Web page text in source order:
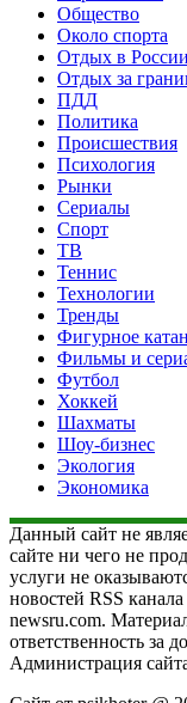
Общество
Около спорта
Отдых в России
Отдых за
ПДД
Политика
Происшествия
Психология
Рынки
Сериалы
Спорт
ТВ
Теннис
Технологии
Тренды
Фигурное
Фильмы и
Футбол
Хоккей
Шахматы
Шоу-бизнес
Экология
Экономика
Данный сайт не
сайте ни чего не
услуги не
новостей RSS
newsru.com.
ответственность за
Администрация